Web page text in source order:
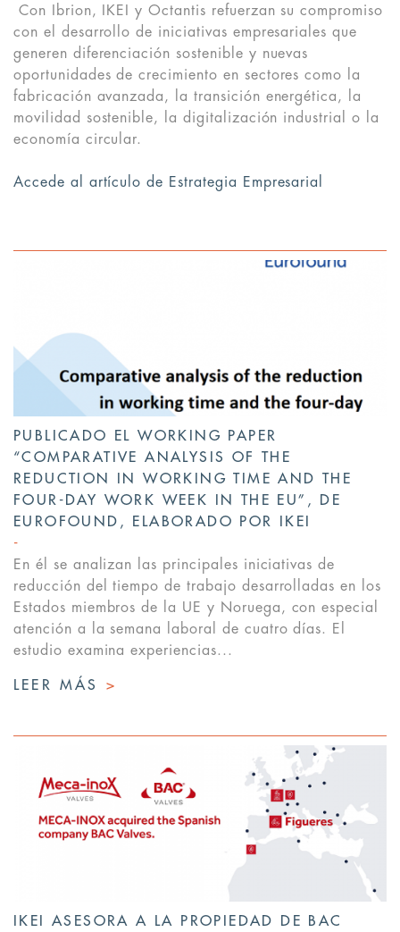
Con Ibrion, IKEI y Octantis refuerzan su compromiso
con el desarrollo de iniciativas empresariales que
generen diferenciación sostenible y nuevas
oportunidades de crecimiento en sectores como la
fabricación avanzada, la transición energética, la
movilidad sostenible, la digitalización industrial o la
economía circular.
Accede al artículo de Estrategia Empresarial
PUBLICADO EL WORKING PAPER
“COMPARATIVE ANALYSIS OF THE
REDUCTION IN WORKING TIME AND THE
FOUR-DAY WORK WEEK IN THE EU”, DE
EUROFOUND, ELABORADO POR IKEI
En él se analizan las principales iniciativas de
reducción del tiempo de trabajo desarrolladas en los
Estados miembros de la UE y Noruega, con especial
atención a la semana laboral de cuatro días. El
estudio examina experiencias...
LEER MÁS >
IKEI ASESORA A LA PROPIEDAD DE BAC